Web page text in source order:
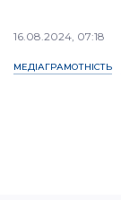
16.08.2024, 07:18
МЕДІАГРАМОТНІСТЬ